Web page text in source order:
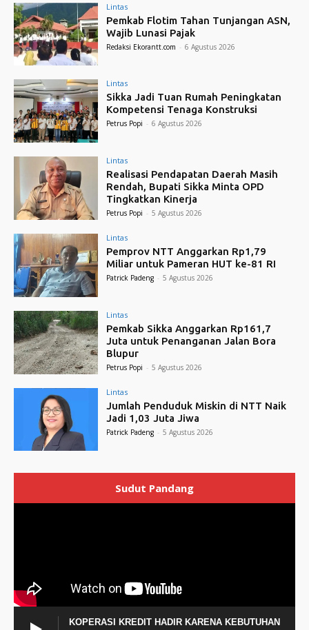
Lintas
Pemkab Flotim Tahan Tunjangan ASN,
Wajib Lunasi Pajak
Redaksi Ekorantt.com - 6 Agustus 2026
Lintas
Sikka Jadi Tuan Rumah Peningkatan
Kompetensi Tenaga Konstruksi
Petrus Popi - 6 Agustus 2026
Lintas
Realisasi Pendapatan Daerah Masih
Rendah, Bupati Sikka Minta OPD
Tingkatkan Kinerja
Petrus Popi - 5 Agustus 2026
Lintas
Pemprov NTT Anggarkan Rp1,79
Miliar untuk Pameran HUT ke-81 RI
Patrick Padeng - 5 Agustus 2026
Lintas
Pemkab Sikka Anggarkan Rp161,7
Juta untuk Penanganan Jalan Bora
Blupur
Petrus Popi - 5 Agustus 2026
Lintas
Jumlah Penduduk Miskin di NTT Naik
Jadi 1,03 Juta Jiwa
Patrick Padeng - 5 Agustus 2026
Sudut Pandang
KOPERASI KREDIT HADIR KARENA KEBUTUHAN